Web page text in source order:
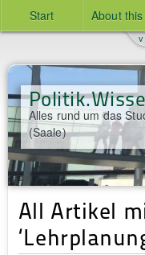
Start About
Alles rund um das
(Saale)
v
All Artikel